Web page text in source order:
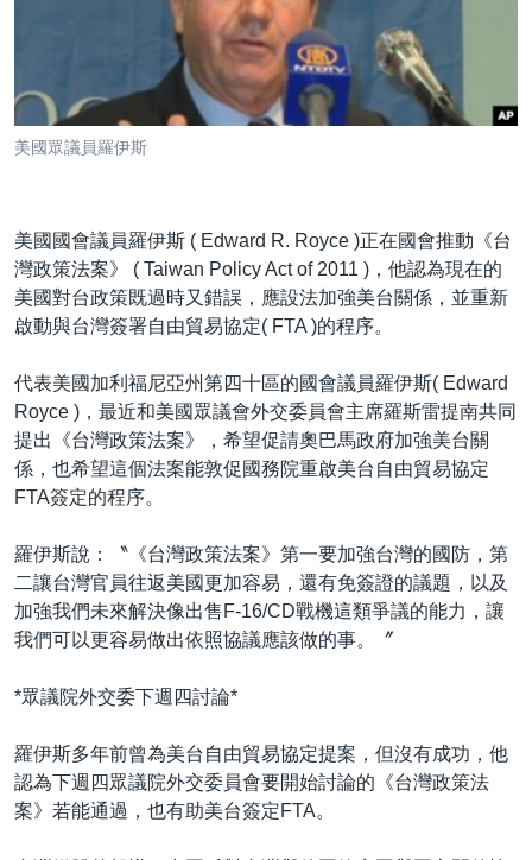
檢
索 經貿
VOA 60秒 (國際)
美國專訊
視頻存檔
YOUTUBE頻道
時事經緯
新聞音頻
海外港人
港人港心
美國透視
建國史話
廣播節目表
國語
關注我們
其他語言網站
美國眾議員羅伊斯
美國國會議員羅伊斯 ( Edward R. Royce )正在國會推動《台
灣政策法案》 ( Taiwan Policy Act of 2011 )，他認為現在的
美國對台政策既過時又錯誤，應設法加強美台關係，並重新
啟動與台灣簽署自由貿易協定( FTA )的程序。
代表美國加利福尼亞州第四十區的國會議員羅伊斯( Edward
Royce )，最近和美國眾議會外交委員會主席羅斯雷提南共同
提出《台灣政策法案》，希望促請奧巴馬政府加強美台關
係，也希望這個法案能敦促國務院重啟美台自由貿易協定
FTA簽定的程序。
羅伊斯說：〝《台灣政策法案》第一要加強台灣的國防，第
二讓台灣官員往返美國更加容易，還有免簽證的議題，以及
加強我們未來解決像出售F-16/CD戰機這類爭議的能力，讓
我們可以更容易做出依照協議應該做的事。〞
*眾議院外交委下週四討論*
羅伊斯多年前曾為美台自由貿易協定提案，但沒有成功，他
認為下週四眾議院外交委員會要開始討論的《台灣政策法
案》若能通過，也有助美台簽定FTA。